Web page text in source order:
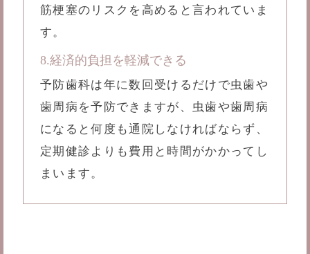
筋梗塞のリスクを高めると言われていま
す。
8.経済的負担を軽減できる
予防歯科は年に数回受けるだけで虫歯や
歯周病を予防できますが、虫歯や歯周病
になると何度も通院しなければならず、
定期健診よりも費用と時間がかかってし
まいます。